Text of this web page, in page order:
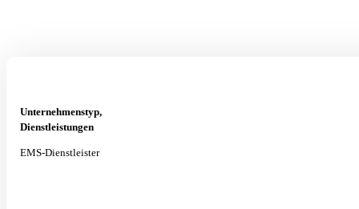
Unternehmenstyp,
Dienstleistungen
EMS-Dienstleister